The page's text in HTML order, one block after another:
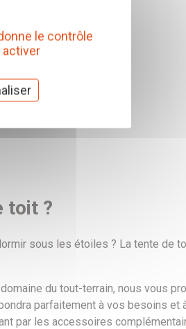
toit ?
sous les étoiles ? La tente de
du tout-terrain, nous vous
parfaitement à vos besoins et
par les accessoires
le contrôle
activer